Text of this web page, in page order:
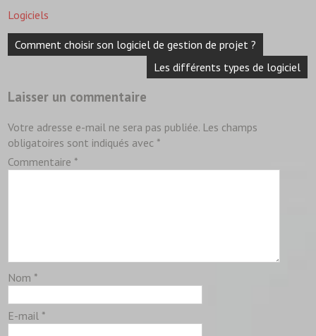
Logiciels
Navigation
deComment choisir son logiciel de gestion de projet ?
Les différents types de logiciel
Laisser un commentaire
Votre adresse e-mail ne sera pas publiée. Les champs
obligatoires sont indiqués avec*
Commentaire*
Nom*
E-mail*